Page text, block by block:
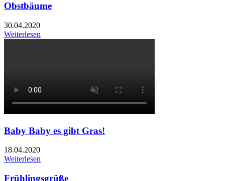
Obstbäume
30.04.2020
Weiterlesen
Baby Baby es gibt Gras!
18.04.2020
Weiterlesen
Frühlingsgrüße